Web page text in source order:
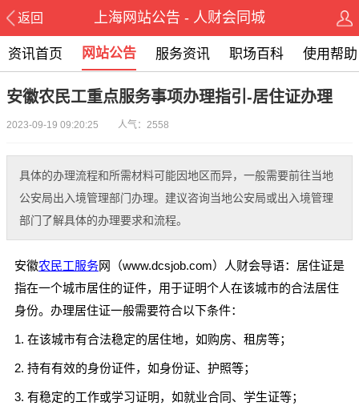
资讯首页 网站公告 服务资讯 职场百科 使用帮助
安徽农民工重点服务事项办理指引-居住证办理
2023-09-19 09:20:25 人气：2558
具体的办理流程和所需材料可能因地区而异，一般需要前往当地
公安局出入境管理部门办理。建议咨询当地公安局或出入境管理
部门了解具体的办理要求和流程。
安徽农民工服务网（www.dcsjob.com）人财会导语：居住证是
指在一个城市居住的证件，用于证明个人在该城市的合法居住
身份。办理居住证一般需要符合以下条件：
1. 在该城市有合法稳定的居住地，如购房、租房等；
2. 持有有效的身份证件，如身份证、护照等；
3. 有稳定的工作或学习证明，如就业合同、学生证等；
返回 上海网站公告 - 人财会同城